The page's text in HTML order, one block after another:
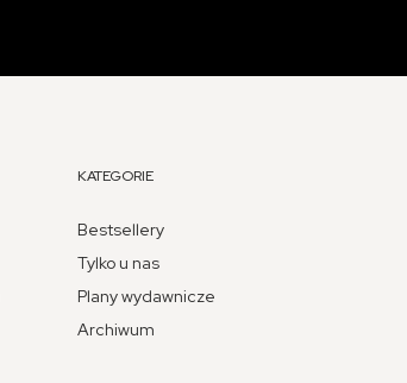
KATEGORIE
Bestsellery
Tylko u nas
Plany wydawnicze
Archiwum